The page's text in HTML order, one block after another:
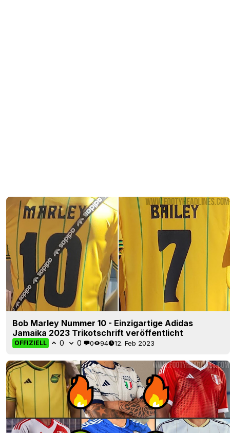
Bob Marley Nummer 10 - Einzigartige Adidas
Jamaika 2023 Trikotschrift veröffentlicht
OFFIZIELL 0 0 0 94 12. Feb 2023